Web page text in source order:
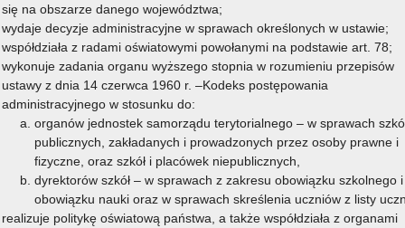
w roku szkolnym 2025/2026
Czytaj więcej
w roku szkolnym 2025/2026
13 czerwca 2025
podstawowych w roku szkolnym 2025/2026
Czytaj więcej
w roku szkolnym 2025/2026
13 czerwca 2025
się na obszarze danego województwa;
wydaje decyzje administracyjne w sprawach określonych w ustawie;
współdziała z radami oświatowymi powołanymi na podstawie art. 78;
wykonuje zadania organu wyższego stopnia w rozumieniu przepisów
ustawy z dnia 14 czerwca 1960 r. –Kodeks postępowania
administracyjnego w stosunku do:
organów jednostek samorządu terytorialnego – w sprawach
publicznych, zakładanych i prowadzonych przez osoby prawne i
fizyczne, oraz szkół i placówek niepublicznych,
dyrektorów szkół – w sprawach z zakresu obowiązku szkolnego i
obowiązku nauki oraz w sprawach skreślenia uczniów z listy
realizuje politykę oświatową państwa, a także współdziała z organami